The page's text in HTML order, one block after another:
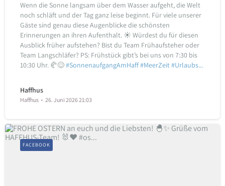
Wenn die Sonne langsam über dem Wasser aufgeht, die Welt
noch schläft und der Tag ganz leise beginnt. Für viele unserer
Gäste sind genau diese Augenblicke die schönsten
Erinnerungen an ihren Aufenthalt. ☀️ Würdest du für diesen
Ausblick früher aufstehen? Bist du Team Frühaufsteher oder
Team Langschläfer? PS: Frühstück gibt’s bei uns von 7:30 bis
10:30 Uhr. 🥐😌#SonnenaufgangAmHaff#MeerZeit#Urlaubs...
Haffhus
Haffhus 26. Juni 2026 21:03
FACEBOOK